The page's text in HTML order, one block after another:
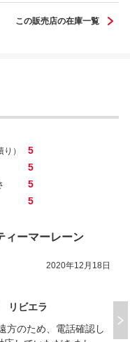
この販売店の在庫一覧
） 5
5
5
5
ーマーレーン
2020年12月18日
リビエラ
方のため、電話確認し